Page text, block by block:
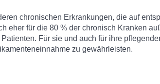
chronischen Erkrankungen, die auf
eher für die 80 % der chronisch Kranken
Für sie und auch für ihre
zu gewährleisten.